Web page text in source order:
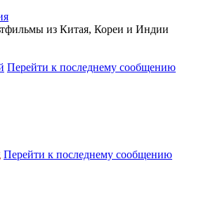
из Китая, Кореи и Индии
Перейти к последнему сообщению
Перейти к последнему сообщению